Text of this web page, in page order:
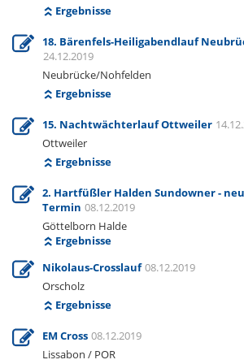
Ergebnisse
18. Bärenfels-Heiligabendlauf
24.12.2019
Neubrücke/Nohfelden
Ergebnisse
15. Nachtwächterlauf Ottweiler
Ottweiler
Ergebnisse
2. Hartfüßler Halden Sundowner -
Termin 08.12.2019
Göttelborn Halde
Ergebnisse
Nikolaus-Crosslauf 08.12.2019
Orscholz
Ergebnisse
EM Cross 08.12.2019
Lissabon / POR